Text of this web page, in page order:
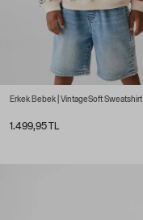
Erkek Bebek | VintageSoft Sweatshirt
1.499,95 TL